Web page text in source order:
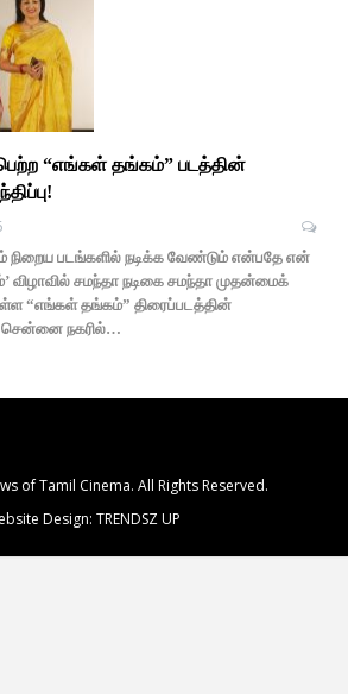
“எங்கள் தங்கம்” படத்தின்
நிறைய படங்களில் நடிக்க வேண்டும் என்பதே என்
சமந்தா நடிகை சமந்தா முதன்மைக்
“எங்கள் தங்கம்” திரைப்படத்தின்
சென்னை நகரில்…
of Tamil Cinema. All Rights Reserved.
Design: TRENDSZ UP